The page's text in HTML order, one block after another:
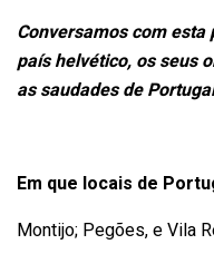
Conversamos com
país helvético, os seus
as saudades de
Em que locais de
Montijo; Pegões, e Vila